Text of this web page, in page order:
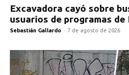
Excavadora cayó sobre
usuarios de programas
Sebastián Gallardo - 7 de agosto de 2026